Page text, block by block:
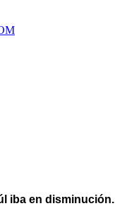
iba en disminución.